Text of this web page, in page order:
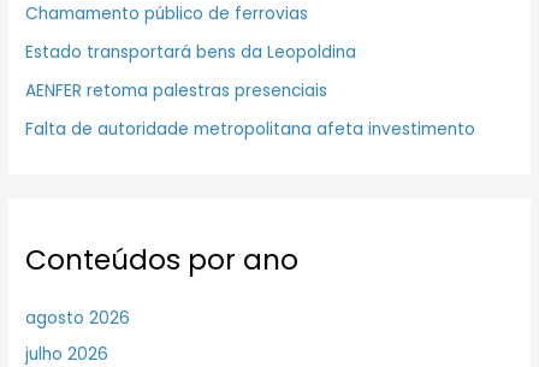
Chamamento público de ferrovias
Estado transportará bens da Leopoldina
AENFER retoma palestras presenciais
Falta de autoridade metropolitana afeta investimento
Conteúdos por ano
agosto 2026
julho 2026